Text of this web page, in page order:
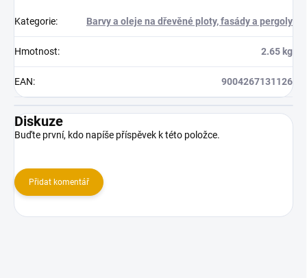
Kategorie: Barvy a oleje na dřevěné ploty, fasády a pergoly
Hmotnost: 2.65 kg
EAN: 9004267131126
Diskuze
Buďte první, kdo napíše příspěvek k této položce.
Přidat komentář